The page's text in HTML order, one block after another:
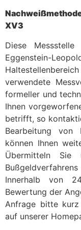
XV3
Diese
Eggenstein-
verwendete
formeller und
Ihnen
betrifft, so
Bearbeitung von
können Ihnen
Übermitteln Sie
Innerhalb von
Bewertung der
Anfrage bitte
auf unserer